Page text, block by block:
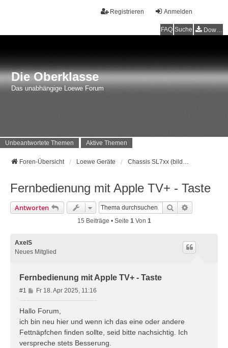
Anmelden
Registrieren
FAQ Suche Downloads
Die Oberklasse
Das unabhängige Loewe Forum
Unbeantwortete Themen Aktive Themen
Foren-Übersicht Loewe Geräte Chassis SL7xx (bild i) Baujahr 2021 - ...
Fernbedienung mit Apple TV+ - Taste
Antworten Suche
15 Beiträge • Seite 1Von 1
AxelS
Neues Mitglied
Fernbedienung mit Apple TV+ - Taste
#1
B
e
r
a
g
Fr 18. Apr 2025, 11:16
Hallo Forum,
ich bin neu hier und wenn ich das eine oder andere
Fettnäpfchen finden sollte, seid bitte nachsichtig. Ich
verspreche stets Besserung.